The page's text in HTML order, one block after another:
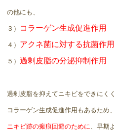
の他にも、
３） コラーゲン生成促進作用
４） アクネ菌に対する抗菌作用
５）過剰皮脂の分泌抑
過剰皮脂を抑えてニキビをできにく
コラーゲン生成促進作用もあるため、
ニキビ跡の瘢痕回避のために 、早